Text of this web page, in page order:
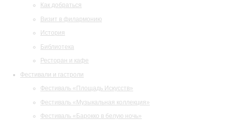
Как добраться
Визит в филармонию
История
Библиотека
Ресторан и кафе
Фестивали и гастроли
Фестиваль «Площадь Искусств»
Фестиваль «Музыкальная коллекция»
Фестиваль «Барокко в белую ночь»